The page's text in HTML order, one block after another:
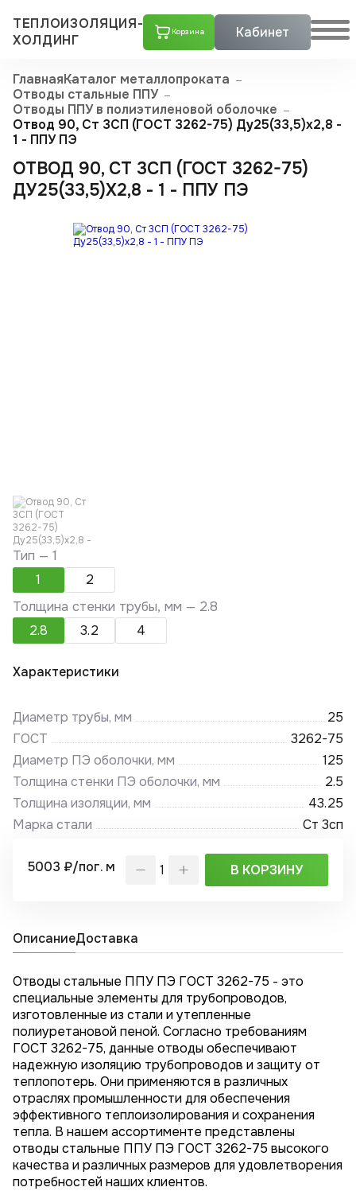
ТЕПЛОИЗОЛЯЦИЯ-
ХОЛДИНГ
Корзина Кабинет
ГлавнаяКаталог металлопроката
Отводы стальные ППУ
Отводы ППУ в полиэтиленовой оболочке
Отвод 90, Ст 3СП (ГОСТ 3262-75) Ду25(33,5)x2,8 -
1 - ППУ ПЭ
ОТВОД 90, СТ 3СП (ГОСТ 3262-75)
ДУ25(33,5)X2,8 - 1 - ППУ ПЭ
Тип —1
1
2
Толщина стенки трубы, мм — 2.8
2.8
3.2 4
Характеристики
Диаметр трубы, мм
25
ГОСТ
3262-75
Диаметр ПЭ оболочки, мм
125
Толщина стенки ПЭ оболочки, мм
2.5
Толщина изоляции, мм
43.25
Марка стали
Ст 3сп
5003 ₽/пог. м В КОРЗИНУ
ОписаниеДоставка
Отводы стальные ППУ ПЭ ГОСТ 3262-75 - это
специальные элементы для трубопроводов,
изготовленные из стали и утепленные
полиуретановой пеной. Согласно требованиям
ГОСТ 3262-75, данные отводы обеспечивают
надежную изоляцию трубопроводов и защиту от
теплопотерь. Они применяются в различных
отраслях промышленности для обеспечения
эффективного теплоизолирования и сохранения
тепла. В нашем ассортименте представлены
отводы стальные ППУ ПЭ ГОСТ 3262-75 высокого
качества и различных размеров для удовлетворения
потребностей наших клиентов.